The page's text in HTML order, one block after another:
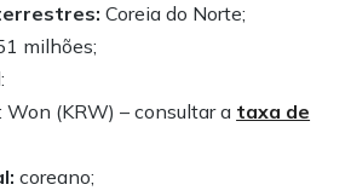
Coreia do Norte;
milhões;
: Won (KRW) – consultar a taxa de
coreano;